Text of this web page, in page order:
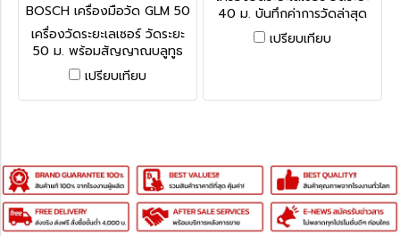
BOSCH เครื่องมือวัด GLM 50
C (0601072CK0)
เครื่องวัดระยะเลเซอร์ วัดระยะ
50 ม. พร้อมสัญญาณบลูทูธ
หน้าจอ 4 สี บันทึกค่าการวัด
ล่าสุดอัตโนมัติได้ถึง 30 ค่า
เปรียบเทียบ
40 ม. บันทึกค่าการวัดล่าสุด
อัตโนมัติได้ถึง 10 ค่า
เปรียบเทียบ